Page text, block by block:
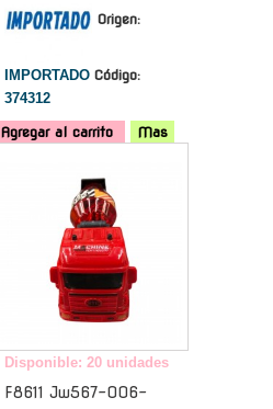
Origen:
IMPORTADO Código:
374312
Agregar al carrito
Mas
Disponible: 20 unidades
F8611 Jw567-006-